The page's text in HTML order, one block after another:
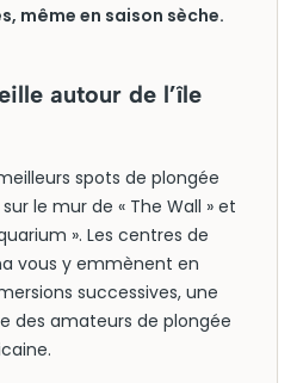
même en saison sèche.
autour de l’île
spots de plongée
le mur de « The Wall » et
». Les centres de
vous y emmènent en
successives, une
des amateurs de plongée